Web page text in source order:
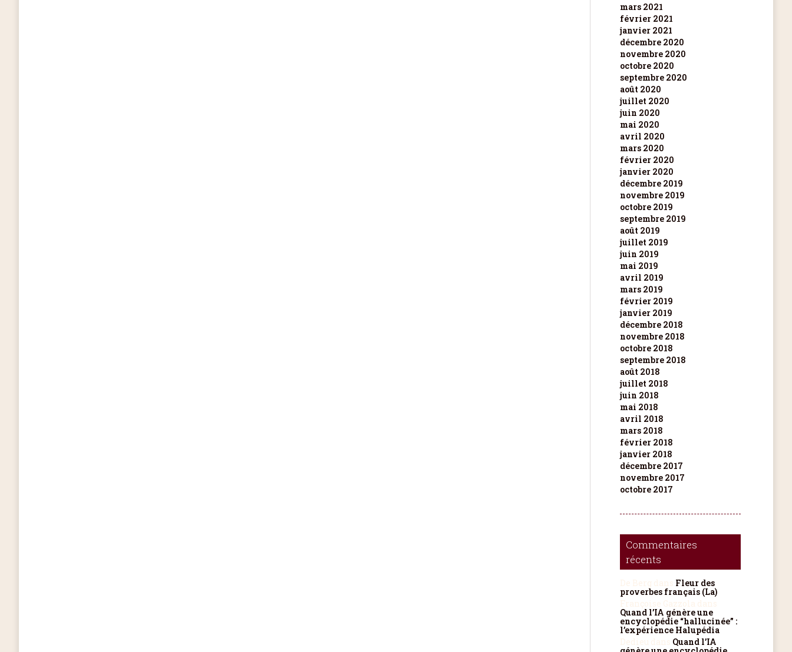
mars 2021
février 2021
janvier 2021
décembre 2020
novembre 2020
octobre 2020
septembre 2020
août 2020
juillet 2020
juin 2020
mai 2020
avril 2020
mars 2020
février 2020
janvier 2020
décembre 2019
novembre 2019
octobre 2019
septembre 2019
août 2019
juillet 2019
juin 2019
mai 2019
avril 2019
mars 2019
février 2019
janvier 2019
décembre 2018
novembre 2018
octobre 2018
septembre 2018
août 2018
juillet 2018
juin 2018
mai 2018
avril 2018
mars 2018
février 2018
janvier 2018
décembre 2017
novembre 2017
octobre 2017
Commentaires
récents
Fleur des
proverbes français (La)
Quand l’IA génère une
encyclopédie “hallucinée” :
l’expérience Halupédia
Quand l’IA